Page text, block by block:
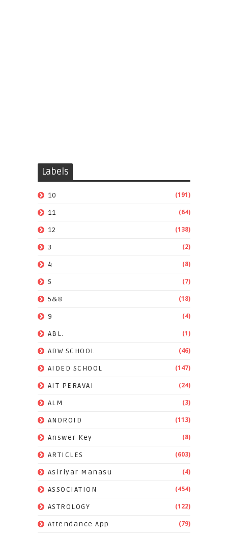
Labels
10 (191)
11 (64)
12 (138)
3 (2)
4 (8)
5 (7)
5&8 (18)
9 (4)
ABL. (1)
ADW SCHOOL (46)
AIDED SCHOOL (147)
AIT PERAVAI (24)
ALM (3)
ANDROID (113)
Answer Key (8)
ARTICLES (603)
Asiriyar Manasu (4)
ASSOCIATION (454)
ASTROLOGY (122)
Attendance App (79)